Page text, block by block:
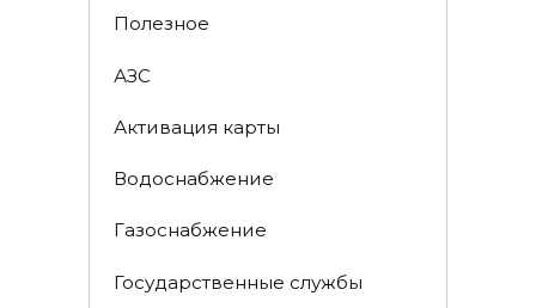
Полезное
АЗС
Активация карты
Водоснабжение
Газоснабжение
Государственные службы